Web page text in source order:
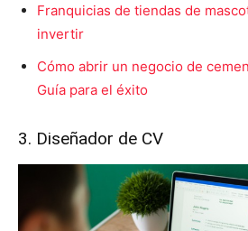
Franquicias de tiendas de
invertir
Cómo abrir un negocio de
Guía para el éxito
3. Diseñador de CV